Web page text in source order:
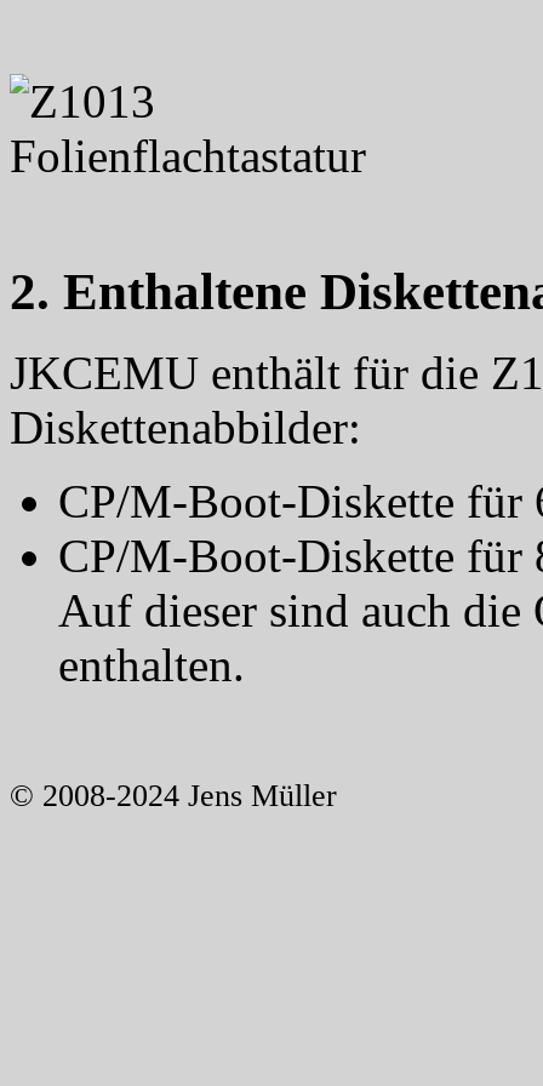
2. Enthaltene
JKCEMU enthält für die
Diskettenabbilder:
CP/M-Boot-Diskette für
CP/M-Boot-Diskette für
Auf dieser sind auch
enthalten.
© 2008-2024 Jens Müller